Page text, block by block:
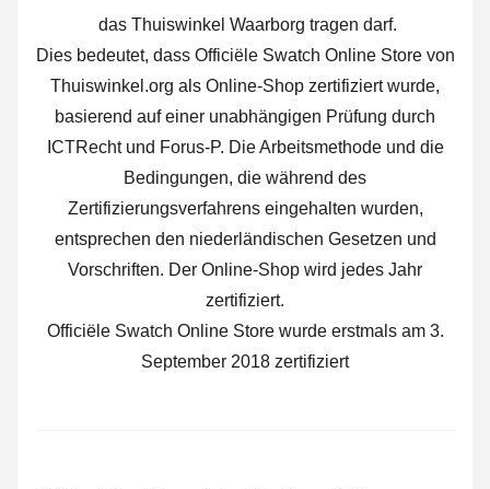
das Thuiswinkel Waarborg tragen darf.
Dies bedeutet, dass Officiële Swatch Online Store von
Thuiswinkel.org als Online-Shop zertifiziert wurde,
basierend auf einer unabhängigen Prüfung durch
ICTRecht und Forus-P. Die Arbeitsmethode und die
Bedingungen, die während des
Zertifizierungsverfahrens eingehalten wurden,
entsprechen den niederländischen Gesetzen und
Vorschriften. Der Online-Shop wird jedes Jahr
zertifiziert.
Officiële Swatch Online Store wurde erstmals am 3.
September 2018 zertifiziert